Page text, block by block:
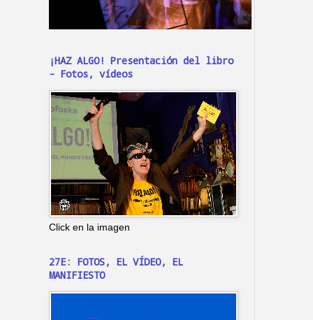
¡HAZ ALGO! Presentación del libro
- Fotos, vídeos
Click en la imagen
27E: FOTOS, EL VÍDEO, EL
MANIFIESTO